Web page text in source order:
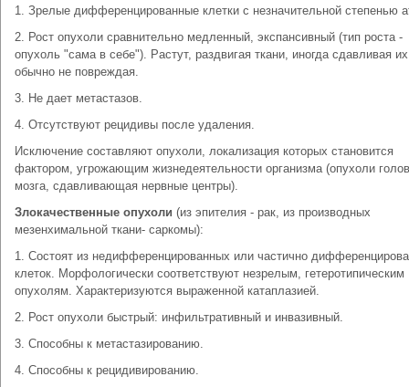
1. Зрелые дифференцированные клетки с незначительной степенью
2. Рост опухоли сравнительно медленный, экспансивный (тип роста -
опухоль "сама в себе"). Растут, раздвигая ткани, иногда сдавливая
обычно не повреждая.
3. Не дает метастазов.
4. Отсутствуют рецидивы после удаления.
Исключение составляют опухоли, локализация которых становится
фактором, угрожающим жизнедеятельности организма (опухоли
мозга, сдавливающая нервные центры).
Злокачественные опухоли (из эпителия - рак, из производных
мезенхимальной ткани- саркомы):
1. Состоят из недифференцированных или частично
клеток. Морфологически соответствуют незрелым, гетеротипическим
опухолям. Характеризуются выраженной катаплазией.
2. Рост опухоли быстрый: инфильтративный и инвазивный.
3. Способны к метастазированию.
4. Способны к рецидивированию.